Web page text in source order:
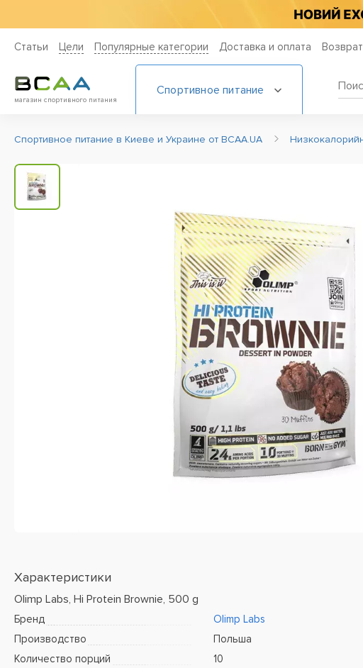
Статьи Цели Популярные категории Доставка и оплата
магазин спортивного питания
Спортивное питание
Спортивное питание в Киеве и Украине от BCAA.UA
Характеристики
Olimp Labs, Hi Protein Brownie, 500 g
Бренд
Olimp Labs
Производство
Польша
Количество порций
10